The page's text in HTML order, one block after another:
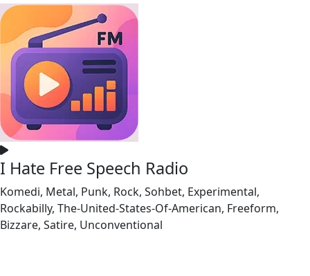
I Hate Free Speech Radio
Komedi, Metal, Punk, Rock, Sohbet, Experimental,
Rockabilly, The-United-States-Of-American, Freeform,
Bizzare, Satire, Unconventional